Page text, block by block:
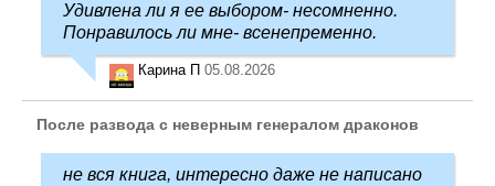
Удивлена ли я ее выбором- несомненно.
Понравилось ли мне- всенепременно.
Карина П 05.08.2026
После развода с неверным генералом драконов
не вся книга, интересно даже не написано